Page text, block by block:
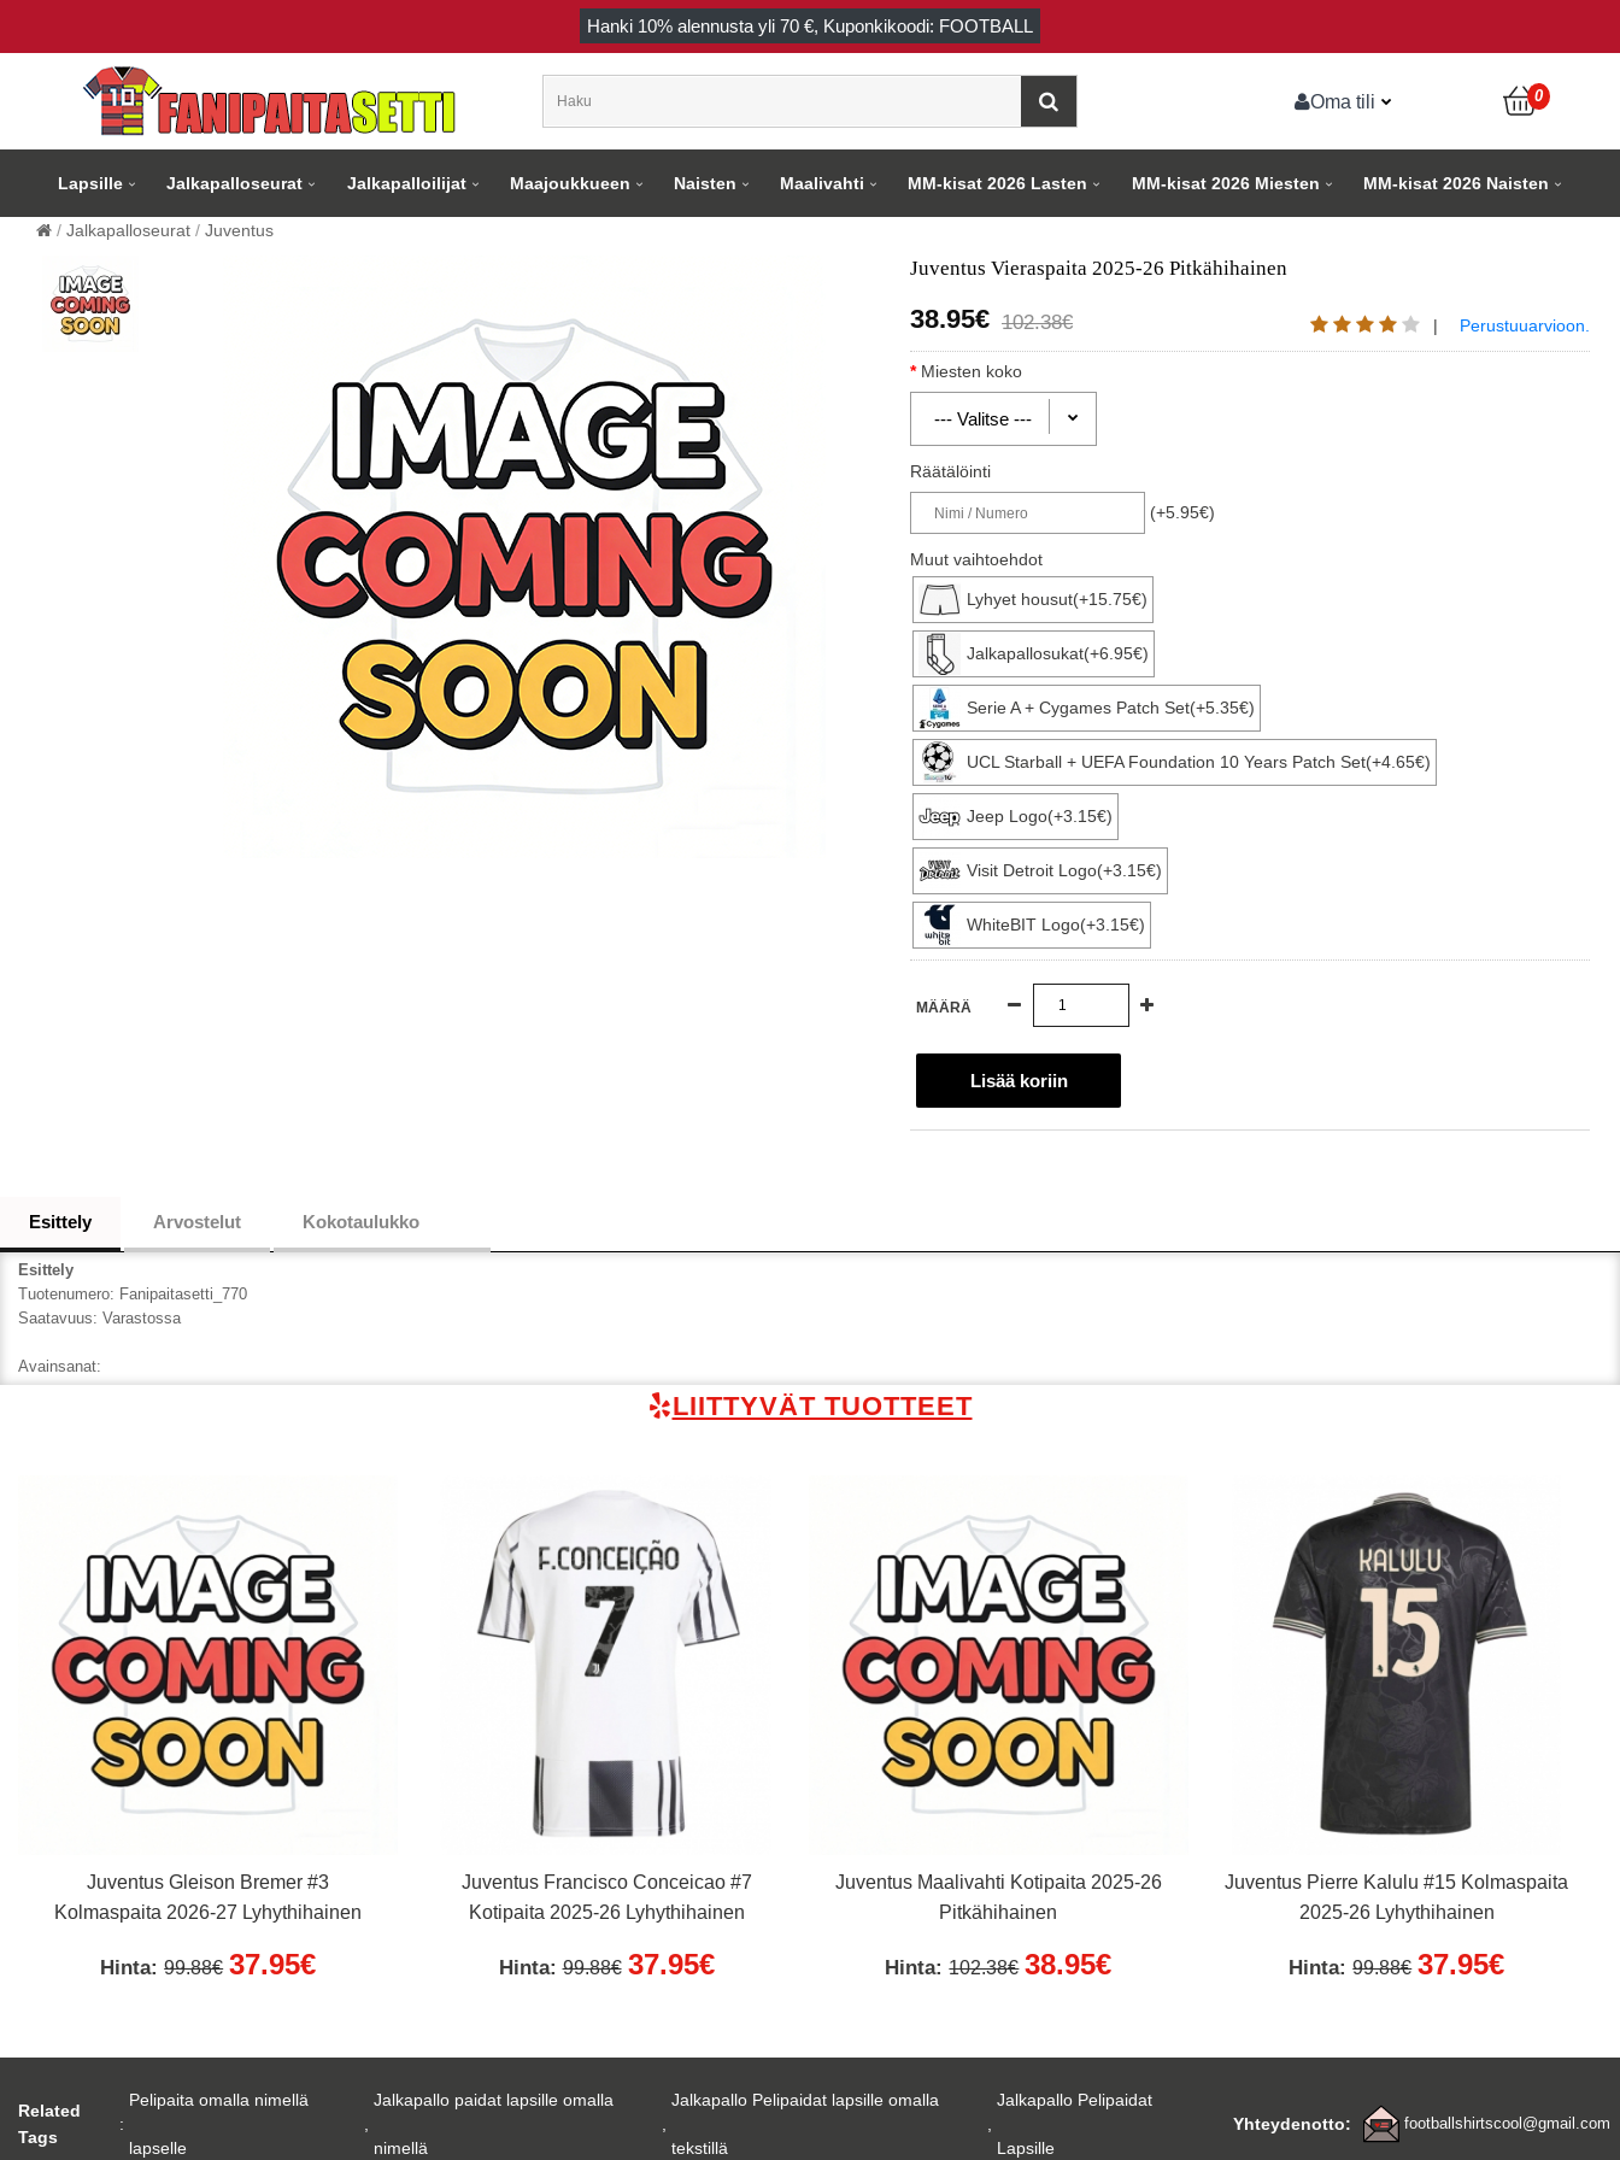
Hanki 10% alennusta yli 70 €, Kuponkikoodi: FOOTBALL
Oma tili 0
Lapsille Jalkapalloseurat Jalkapalloilijat Maajoukkueen Naisten Maalivahti MM-kisat 2026 Lasten MM-kisat 2026 Miesten MM-kisat 2026 Naisten
Jalkapalloseurat Juventus
Juventus Vieraspaita 2025-26 Pitkähihainen
38.95€ 102.38€ | Perustuuarvioon.
Miesten koko
Räätälöinti
(+5.95€)
Muut vaihtoehdot
Lyhyet housut(+15.75€)
Jalkapallosukat(+6.95€)
Serie A + Cygames Patch Set(+5.35€)
UCL Starball + UEFA Foundation 10 Years Patch Set(+4.65€)
Jeep Logo(+3.15€)
Visit Detroit Logo(+3.15€)
WhiteBIT Logo(+3.15€)
MÄÄRÄ
Esittely Arvostelut Kokotaulukko
Esittely
Tuotenumero: Fanipaitasetti_770
Saatavuus: Varastossa
Avainsanat:
LIITTYVÄT TUOTTEET
Juventus Gleison Bremer #3
Kolmaspaita 2026-27 Lyhythihainen
Hinta:99.88€ 37.95€
Juventus Francisco Conceicao #7
Kotipaita 2025-26 Lyhythihainen
Hinta:99.88€ 37.95€
Juventus Maalivahti Kotipaita 2025-26
Pitkähihainen
Hinta:102.38€ 38.95€
Juventus Pierre Kalulu #15 Kolmaspaita
2025-26 Lyhythihainen
Hinta:99.88€ 37.95€
Related
Tags
:
Pelipaita omalla nimellä
lapselle
,
Jalkapallo paidat lapsille omalla
nimellä
,
Jalkapallo Pelipaidat lapsille omalla
tekstillä
,
Jalkapallo Pelipaidat
Lapsille
Yhteydenotto: footballshirtscool@gmail.com